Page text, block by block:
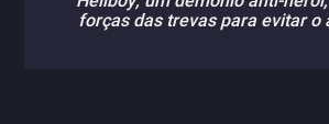
forças das trevas para evitar o